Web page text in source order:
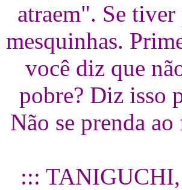
atraem". Se tiver
mesquinhas.
você diz que
pobre? Diz isso
Não se prenda
:::